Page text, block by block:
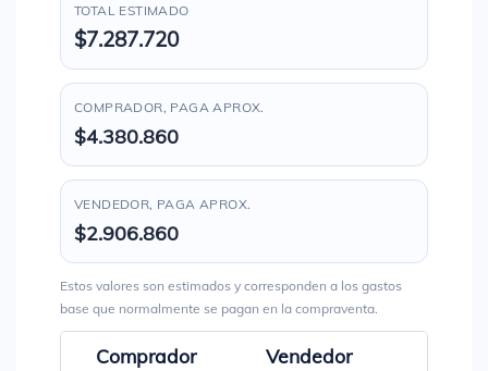
TOTAL ESTIMADO
$7.287.720
COMPRADOR, PAGA APROX.
$4.380.860
VENDEDOR, PAGA APROX.
$2.906.860
Estos valores son estimados y corresponden a los gastos
base que normalmente se pagan en la compraventa.
Comprador Vendedor